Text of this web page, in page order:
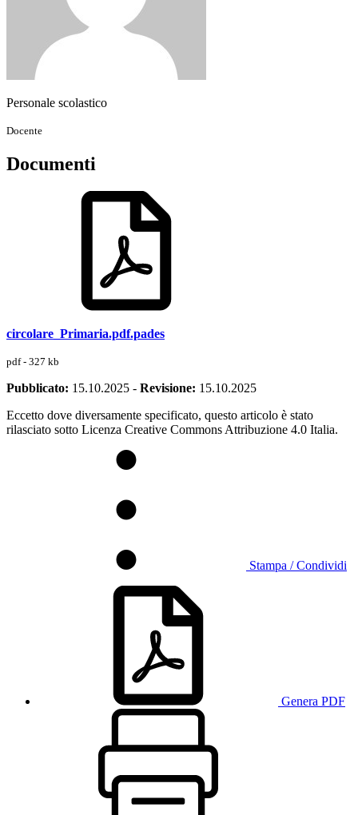
Personale scolastico
Docente
Documenti
circolare_Primaria.pdf.pades
pdf - 327 kb
Pubblicato: 15.10.2025 - Revisione: 15.10.2025
Eccetto dove diversamente specificato, questo articolo è stato
rilasciato sotto Licenza Creative Commons Attribuzione 4.0 Italia.
Stampa / Condividi
Genera PDF